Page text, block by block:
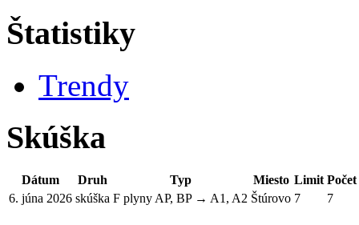
Štatistiky
Trendy
Skúška
Dátum Druh Typ Miesto Limit Počet
6. júna 2026 skúška F plyny AP, BP → A1, A2 Štúrovo 7 7